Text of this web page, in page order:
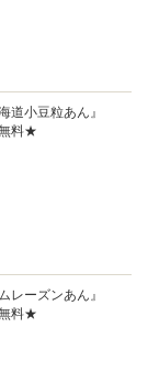
道小豆粒あん』
料★
レーズンあん』
料★